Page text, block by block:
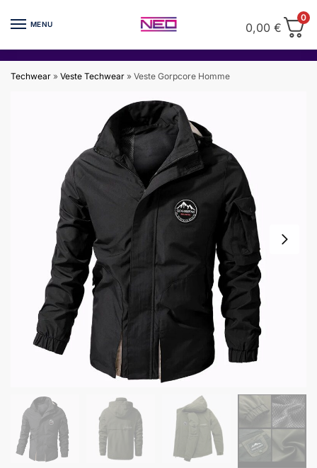
MENU
0
0,00 €
Techwear » Veste Techwear » Veste Gorpcore Homme